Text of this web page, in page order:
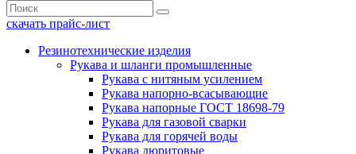
скачать прайс-лист
Резинотехнические изделия
Рукава и шланги промышленные
Рукава с нитяным усилением
Рукава напорно-всасывающие
Рукава напорные ГОСТ 18698-79
Рукава для газовой сварки
Рукава для горячей воды
Рукава дюритовые